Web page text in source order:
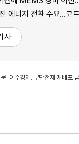
지 전환 수요…코트라, K-그린
사
' 아주경제. 무단전재·재배포